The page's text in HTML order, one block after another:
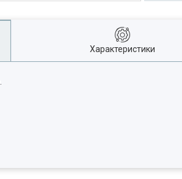
Характеристики